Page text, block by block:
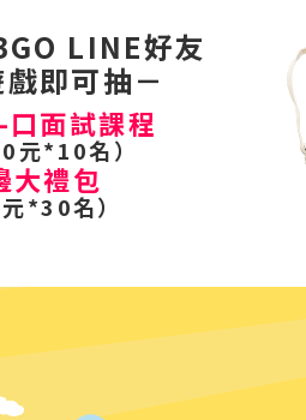
LINE好友
即可抽－
面試課程
元*10名）
大禮包
*30名）